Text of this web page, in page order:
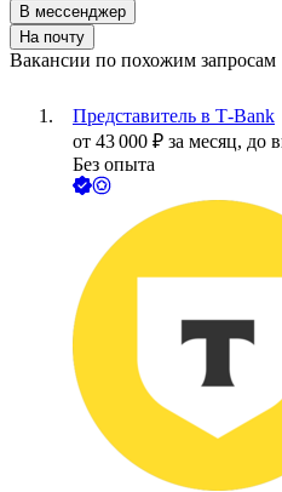
В мессенджер
На почту
Вакансии по похожим запросам
Представитель в Т-Bank
от 43 000 ₽ за месяц, до
Без опыта